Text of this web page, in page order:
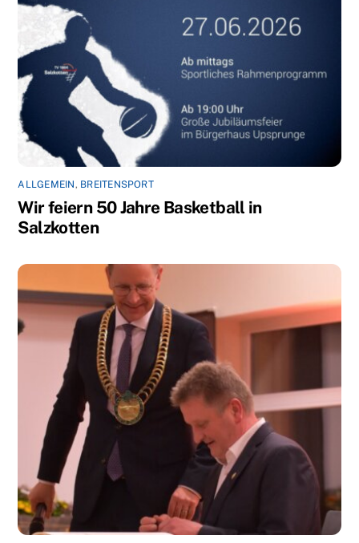
ALLGEMEIN, BREITENSPORT
Wir feiern 50 Jahre Basketball in
Salzkotten